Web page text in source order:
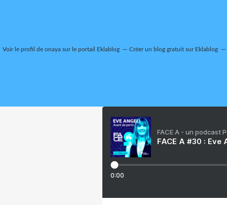
Voir le profil de onaya sur le portail Eklablog Créer un blog gratuit sur Eklablog
FACE A - un podcast
FACE A #30 :
0:00